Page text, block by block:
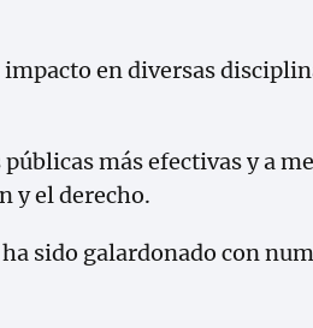
en diversas
más efectivas y a
y el derecho.
sido galardonado con